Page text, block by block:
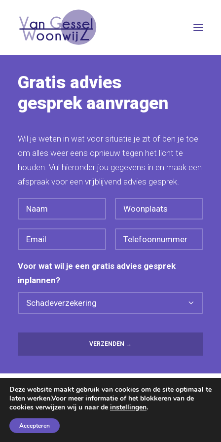
PARTICULIER
OVER ONS
REVIEWS
CONTACT
IK WIL GRAAG…
Gratis advies
gesprek aanvragen
Wil je weten in wat voor situatie je zit of ben je toe
om alles weer eens opnieuw tegen het licht te
houden. Vul hieronder jou gegevens in en maak een
afspraak voor een vrijblijvend advies gesprek.
Voor wat wil je een gratis advies gesprek
inplannen?
Deze website maakt gebruik van cookies om de site optimaal te
laten werken.Voor meer informatie of het blokkeren van de
cookies verwijzen wij u naar de instellingen.
Accepteren